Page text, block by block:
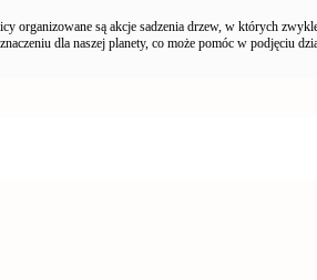
organizowane są akcje sadzenia drzew, w których
dla naszej planety, co może pomóc w podjęciu